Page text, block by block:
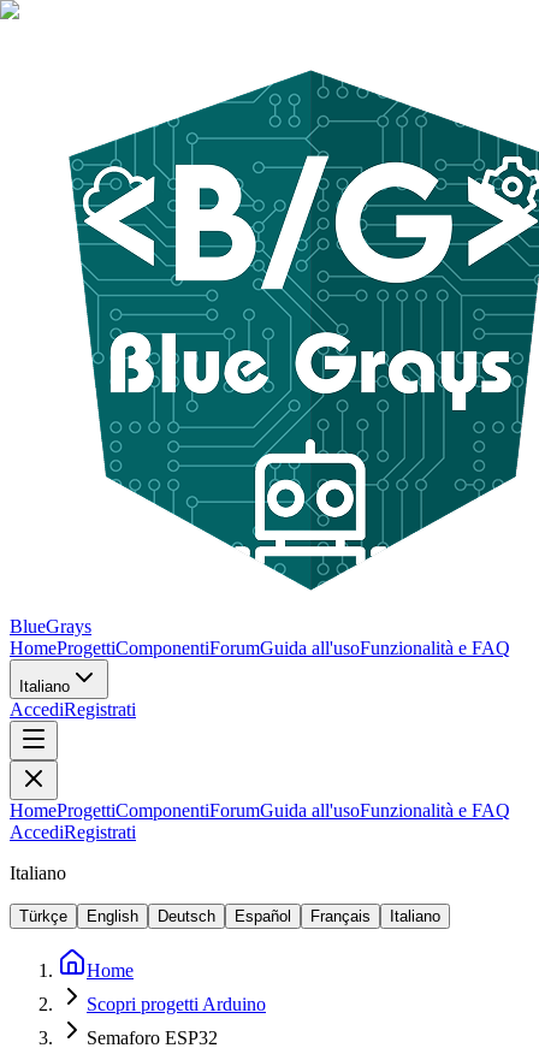
BlueGrays
HomeProgettiComponentiForumGuida all'usoFunzionalità e FAQ
Italiano
AccediRegistrati
HomeProgettiComponentiForumGuida all'usoFunzionalità e FAQ
AccediRegistrati
Italiano
Türkçe English Deutsch Español Français Italiano
Home
Scopri progetti Arduino
Semaforo ESP32